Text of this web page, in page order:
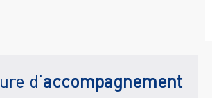
d'accompagnement